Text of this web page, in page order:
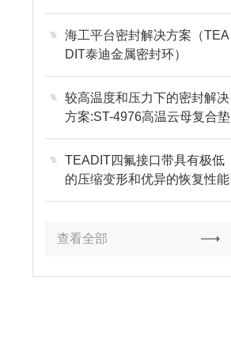
海工平台密封解决方案（TEA
DIT泰迪金属密封环）
较高温度和压力下的密封解决
方案:ST-4976高温云母复合垫
TEADIT四氟接口带具有极低
的压缩变形和优异的恢复性能
查看全部